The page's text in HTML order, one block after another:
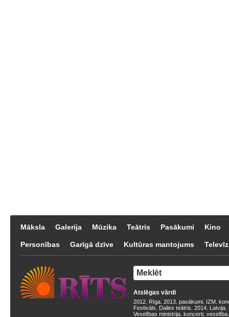
Māksla Galerija Mūzika Teātris Pasākumi Kino
Personības Garīgā dzīve Kultūras mantojums
Atslēgas vārdi
2012 Rīga 2013 pasākumi IZM
Festivāls
Dailes teātris 2014 Latvija
Veselības ministrija koncerti veselība